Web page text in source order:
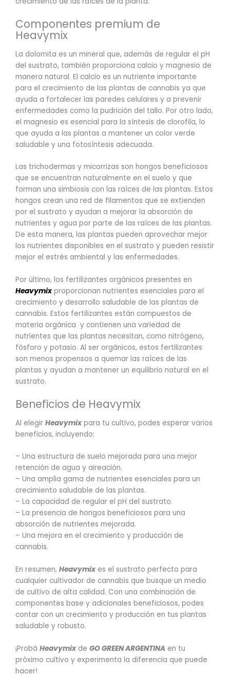
Componentes premium de
Heavymix
La dolomita es un mineral que, además de regular el pH
del sustrato, también proporciona calcio y magnesio de
manera natural. El calcio es un nutriente importante
para el crecimiento de las plantas de cannabis ya que
ayuda a fortalecer las paredes celulares y a prevenir
enfermedades como la pudrición del tallo. Por otro lado,
el magnesio es esencial para la síntesis de clorofila, lo
que ayuda a las plantas a mantener un color verde
saludable y una fotosíntesis adecuada.
Las trichodermas y micorrizas son hongos beneficiosos
que se encuentran naturalmente en el suelo y que
forman una simbiosis con las raíces de las plantas. Estos
hongos crean una red de filamentos que se extienden
por el sustrato y ayudan a mejorar la absorción de
nutrientes y agua por parte de las raíces de las plantas.
De esta manera, las plantas pueden aprovechar mejor
los nutrientes disponibles en el sustrato y pueden resistir
mejor el estrés ambiental y las enfermedades.
Por último, los fertilizantes orgánicos presentes en
Heavymixproporcionan nutrientes esenciales para el
crecimiento y desarrollo saludable de las plantas de
cannabis. Estos fertilizantes están compuestos de
materia orgánica y contienen una variedad de
nutrientes que las plantas necesitan, como nitrógeno,
fósforo y potasio. Al ser orgánicos, estos fertilizantes
son menos propensos a quemar las raíces de las
plantas y ayudan a mantener un equilibrio natural en el
sustrato.
Beneficios de Heavymix
Al elegir Heavymixpara tu cultivo, podes esperar varios
beneficios, incluyendo:
– Una estructura de suelo mejorada para una mejor
retención de agua y aireación.
– Una amplia gama de nutrientes esenciales para un
crecimiento saludable de las plantas.
– La capacidad de regular el pH del sustrato.
– La presencia de hongos beneficiosos para una
absorción de nutrientes mejorada.
– Una mejora en el crecimiento y producción de
cannabis.
En resumen, Heavymixes el sustrato perfecto para
cualquier cultivador de cannabis que busque un medio
de cultivo de alta calidad. Con una combinación de
componentes base y adicionales beneficiosos, podes
contar con un crecimiento y producción en tus plantas
saludable y robusto.
¡Probá Heavymixde GO GREEN ARGENTINA en tu
próximo cultivo y experimenta la diferencia que puede
hacer!